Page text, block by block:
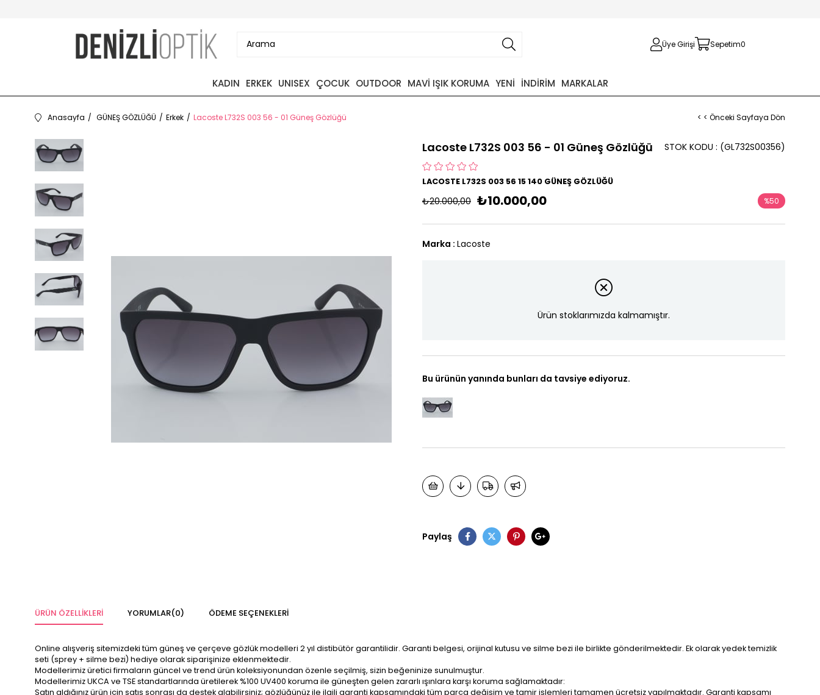
Üye Girişi Sepetim0
KADIN ERKEK UNISEX ÇOCUK OUTDOOR MAVİ IŞIK KORUMA YENİ İNDİRİM MARKALAR
Anasayfa GÜNEŞ GÖZLÜĞÜ Erkek Lacoste L732S 003 56 - 01 Güneş Gözlüğü < < Önceki Sayfaya Dön
Lacoste L732S 003 56 - 01 Güneş Gözlüğü (GL732S00356)
STOK KODU
LACOSTE L732S 003 56 15 140 GÜNEŞ GÖZLÜĞÜ
₺20.000,00 ₺10.000,00 %50
Marka : Lacoste
Ürün stoklarımızda kalmamıştır.
Bu ürünün yanında bunları da tavsiye ediyoruz.
Paylaş
ÜRÜN ÖZELLIKLERI YORUMLAR(0) ÖDEME SEÇENEKLERI
Online alışveriş sitemizdeki tüm güneş ve çerçeve gözlük modelleri 2 yıl distibütör garantilidir. Garanti belgesi, orijinal kutusu ve silme bezi ile birlikte gönderilmektedir. Ek olarak yedek temizlik
seti (sprey + silme bezi) hediye olarak siparişinize eklenmektedir.
Modellerimiz üretici firmaların güncel ve trend ürün koleksiyonundan özenle seçilmiş, sizin beğeninize sunulmuştur.
Modellerimiz UKCA ve TSE standartlarında üretilerek %100 UV400 koruma ile güneşten gelen zararlı ışınlara karşı koruma sağlamaktadır:
Satın aldığınız ürün için satış sonrası da destek alabilirsiniz; gözlüğünüz ile ilgili garanti kapsamındaki tüm parça değişim ve tamir işlemleri tamamen ücretsiz yapılmaktadır. Garanti kapsamı